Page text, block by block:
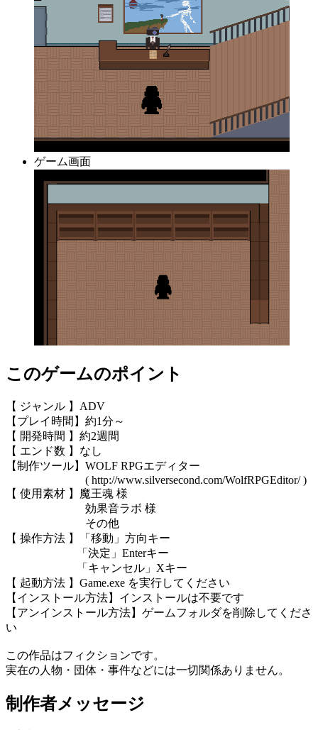
ゲーム画面
このゲームのポイント
【 ジャンル 】ADV
【プレイ時間】約1分～
【 開発時間 】約2週間
【 エンド数 】なし
【制作ツール】WOLF RPGエディター
( http://www.silversecond.com/WolfRPGEditor/ )
【 使用素材 】魔王魂 様
効果音ラボ 様
その他
【 操作方法 】「移動」方向キー
「決定」Enterキー
「キャンセル」Xキー
【 起動方法 】Game.exe を実行してください
【インストール方法】インストールは不要です
【アンインストール方法】ゲームフォルダを削除してくださ
い
この作品はフィクションです。
実在の人物・団体・事件などには一切関係ありません。
制作者メッセージ